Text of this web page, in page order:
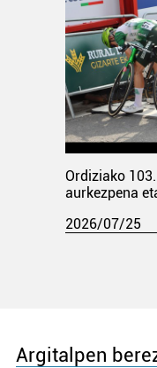
Ordiziako
aurkezpena
2026/07/25
Argitalpen